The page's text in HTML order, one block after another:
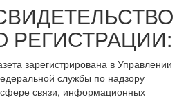
РЕГИСТРАЦИИ:
зарегистрирована в Управлении
службы по надзору
связи, информационных